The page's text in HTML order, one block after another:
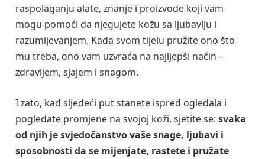
raspolaganju alate, znanje i proizvode koji vam
mogu pomoći da njegujete kožu sa ljubavlju i
razumijevanjem. Kada svom tijelu pružite ono što
mu treba, ono vam uzvraća na najljepši način –
zdravljem, sjajem i snagom.
I zato, kad sljedeći put stanete ispred ogledala i
pogledate promjene na svojoj koži, sjetite se: svaka
od njih je svjedočanstvo vaše snage, ljubavi i
sposobnosti da se mijenjate, rastete i pružate